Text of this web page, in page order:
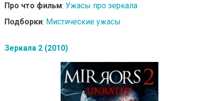
Про что фильм: Ужасы про зеркала
Подборки: Мистические ужасы
Зеркала 2 (2010)